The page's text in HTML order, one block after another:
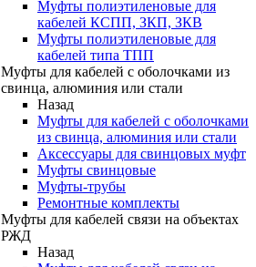
Муфты полиэтиленовые для
кабелей КСПП, ЗКП, ЗКВ
Муфты полиэтиленовые для
кабелей типа ТПП
Муфты для кабелей с оболочками из
свинца, алюминия или стали
Назад
Муфты для кабелей с оболочками
из свинца, алюминия или стали
Аксессуары для свинцовых муфт
Муфты свинцовые
Муфты-трубы
Ремонтные комплекты
Муфты для кабелей связи на объектах
РЖД
Назад